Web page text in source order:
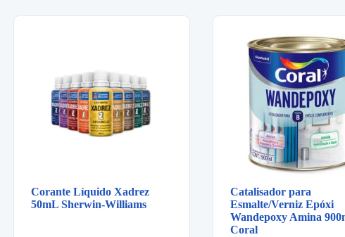
Corante Líquido Xadrez
50mL Sherwin-Williams
Catalisador para
Esmalte/Verniz Epóxi
Wandepoxy Amina
Coral